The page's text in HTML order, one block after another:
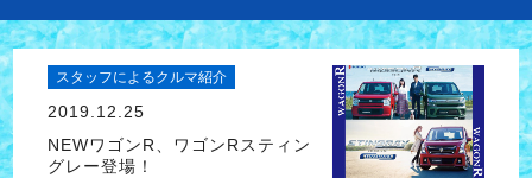
スタッフによるクルマ紹介
2019.12.25
NEWワゴンR、ワゴンRスティン
グレー登場！